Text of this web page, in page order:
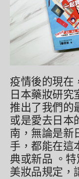
疫情後的現在
日本藥妝研究
推出了我們的
或是愛去日本
南，無論是新
手，都能在這
典或新品 。
美妝品規定，